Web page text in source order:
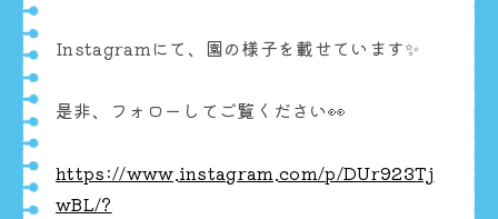
Instagramにて、園の様子を載せています✨
是非、フォローしてご覧ください👀
https://www.instagram.com/p/DUr923Tj
wBL/?